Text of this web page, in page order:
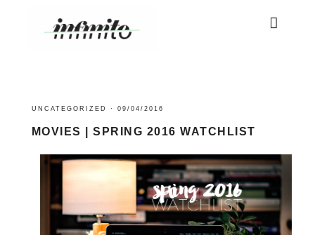
UNCATEGORIZED · 09/04/2016
MOVIES | SPRING 2016 WATCHLIST